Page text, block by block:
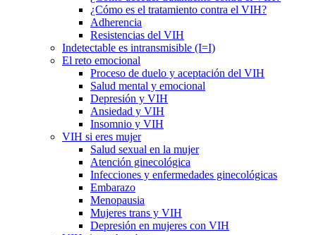
¿Cómo es el tratamiento contra el VIH?
Adherencia
Resistencias del VIH
Indetectable es intransmisible (I=I)
El reto emocional
Proceso de duelo y aceptación del VIH
Salud mental y emocional
Depresión y VIH
Ansiedad y VIH
Insomnio y VIH
VIH si eres mujer
Salud sexual en la mujer
Atención ginecológica
Infecciones y enfermedades ginecológicas
Embarazo
Menopausia
Mujeres trans y VIH
Depresión en mujeres con VIH